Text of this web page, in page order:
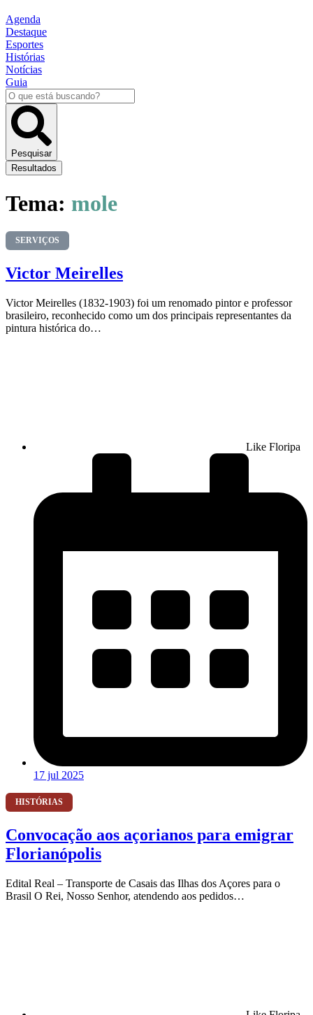
Agenda
Destaque
Esportes
Histórias
Notícias
Guia
Pesquisar
...
Pesquisar
Resultados
Tema: mole
SERVIÇOS
Victor Meirelles
Victor Meirelles (1832-1903) foi um renomado pintor e professor
brasileiro, reconhecido como um dos principais representantes da
pintura histórica do…
Like Floripa
17 jul 2025
HISTÓRIAS
Convocação aos açorianos para emigrar
Florianópolis
Edital Real – Transporte de Casais das Ilhas dos Açores para o
Brasil O Rei, Nosso Senhor, atendendo aos pedidos…